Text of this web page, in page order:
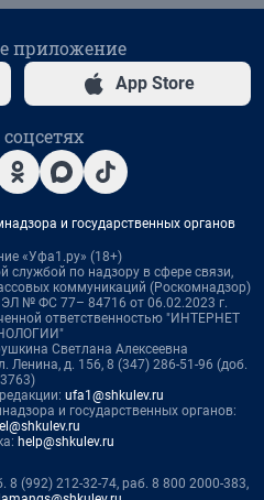
приложение
App Store
и государственных органов
«Уфа1.ру» (18+)
службой по надзору в сфере связи,
коммуникаций (Роскомнадзор)
№ ФС 77– 84716 от 06.02.2023 г.
ответственностью "ИНТЕРНЕТ
Светлана Алексеевна
Ленина, д. 156, 8 (347) 286-51-96 (доб.
3763)
ufa1@shkulev.ru
и государственных органов:
help@shkulev.ru
(992) 212-32-74, раб. 8 800 2000-383,